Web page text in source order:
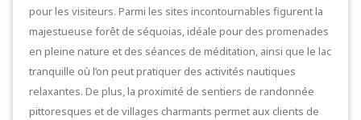
pour les visiteurs. Parmi les sites incontournables figurent la
majestueuse forêt de séquoias, idéale pour des promenades
en pleine nature et des séances de méditation, ainsi que le lac
tranquille où l’on peut pratiquer des activités nautiques
relaxantes. De plus, la proximité de sentiers de randonnée
pittoresques et de villages charmants permet aux clients de